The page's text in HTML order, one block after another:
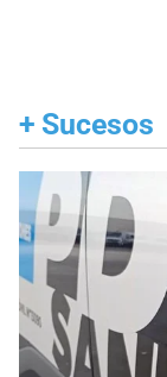
+ Sucesos